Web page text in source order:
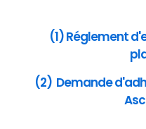
(1) Réglement
(2) Demande